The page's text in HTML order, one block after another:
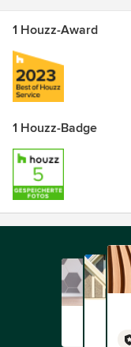
1 Houzz-Award
1 Houzz-Badge